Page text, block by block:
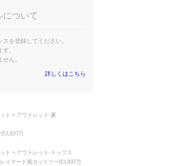
について
を登録してください。
。
ん。
詳しくはこちら
ト
アウトレット-夏
ト
アウトレット-トップス
イヤード風カットソー[CL9377]